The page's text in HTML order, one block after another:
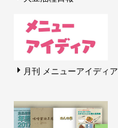
月刊 メニューアイディア